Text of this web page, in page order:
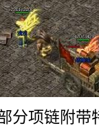
分项链附带